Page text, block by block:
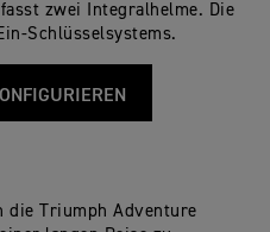
zwei Integralhelme. Die
Schlüsselsystems.
die Triumph Adventure